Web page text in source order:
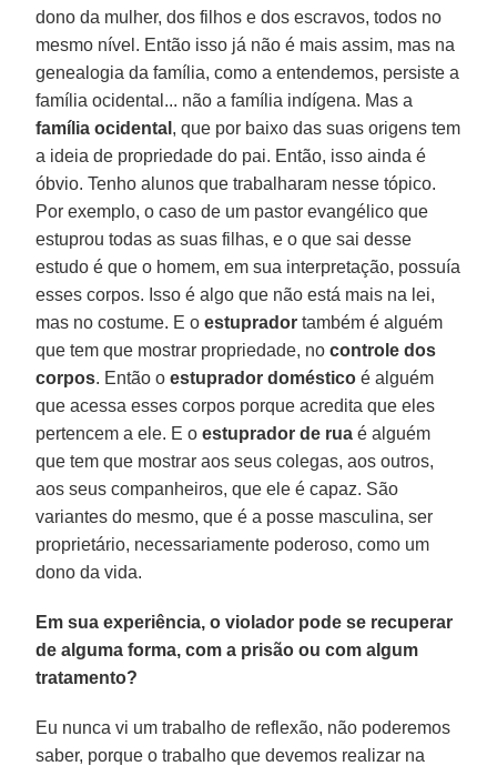
dono da mulher, dos filhos e dos escravos, todos no
mesmo nível. Então isso já não é mais assim, mas na
genealogia da família, como a entendemos, persiste a
família ocidental... não a família indígena. Mas a
família ocidental , que por baixo das suas origens tem
a ideia de propriedade do pai. Então, isso ainda é
óbvio. Tenho alunos que trabalharam nesse tópico.
Por exemplo, o caso de um pastor evangélico que
estuprou todas as suas filhas, e o que sai desse
estudo é que o homem, em sua interpretação, possuía
esses corpos. Isso é algo que não está mais na lei,
mas no costume. E oestuprador também é alguém
que tem que mostrar propriedade, nocontrole dos
corpos. Então oestuprador doméstico é alguém
que acessa esses corpos porque acredita que eles
pertencem a ele. E oestuprador de rua é alguém
que tem que mostrar aos seus colegas, aos outros,
aos seus companheiros, que ele é capaz. São
variantes do mesmo, que é a posse masculina, ser
proprietário, necessariamente poderoso, como um
dono da vida.
Em sua experiência, o violador pode se recuperar
de alguma forma, com a prisão ou com algum
tratamento?
Eu nunca vi um trabalho de reflexão, não poderemos
saber, porque o trabalho que devemos realizar na